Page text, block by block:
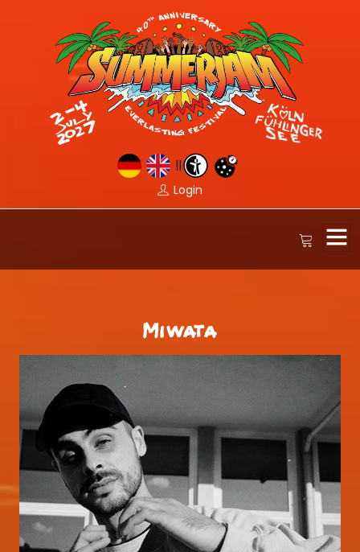
||
Login
Miwata